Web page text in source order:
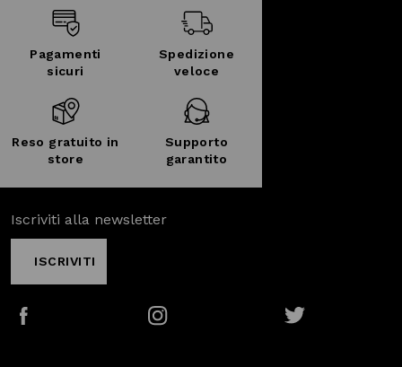
Pagamenti
sicuri
Spedizione
veloce
Reso gratuito in
store
Supporto
garantito
Iscriviti alla newsletter
ISCRIVITI